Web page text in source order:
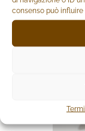
consenso può